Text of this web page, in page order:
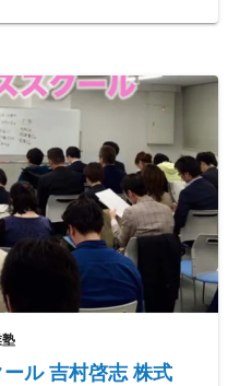
ル ​吉村啓志 株式